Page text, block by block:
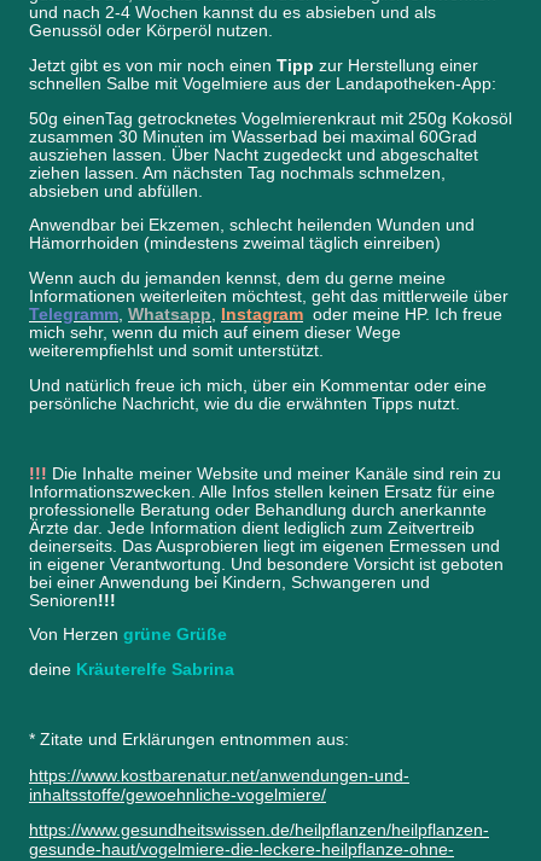
und nach 2-4 Wochen kannst du es absieben und als
Genussöl oder Körperöl nutzen.
Jetzt gibt es von mir noch einen Tipp zur Herstellung einer
schnellen Salbe mit Vogelmiere aus der Landapotheken-App:
50g einenTag getrocknetes Vogelmierenkraut mit 250g Kokosöl
zusammen 30 Minuten im Wasserbad bei maximal 60Grad
ausziehen lassen. Über Nacht zugedeckt und abgeschaltet
ziehen lassen. Am nächsten Tag nochmals schmelzen,
absieben und abfüllen.
Anwendbar bei Ekzemen, schlecht heilenden Wunden und
Hämorrhoiden (mindestens zweimal täglich einreiben)
Wenn auch du jemanden kennst, dem du gerne meine
Informationen weiterleiten möchtest, geht das mittlerweile über
Telegramm, Whatsapp, Instagram oder meine HP. Ich freue
mich sehr, wenn du mich auf einem dieser Wege
weiterempfiehlst und somit unterstützt.
Und natürlich freue ich mich, über ein Kommentar oder eine
persönliche Nachricht, wie du die erwähnten Tipps nutzt.
!!! Die Inhalte meiner Website und meiner Kanäle sind rein zu
Informationszwecken. Alle Infos stellen keinen Ersatz für eine
professionelle Beratung oder Behandlung durch anerkannte
Ärzte dar. Jede Information dient lediglich zum Zeitvertreib
deinerseits. Das Ausprobieren liegt im eigenen Ermessen und
in eigener Verantwortung. Und besondere Vorsicht ist geboten
bei einer Anwendung bei Kindern, Schwangeren und
Senioren!!!
Von Herzen grüne Grüße
deine Kräuterelfe Sabrina
* Zitate und Erklärungen entnommen aus:
https://www.kostbarenatur.net/anwendungen-und-
inhaltsstoffe/gewoehnliche-vogelmiere/
https://www.gesundheitswissen.de/heilpflanzen/heilpflanzen-
gesunde-haut/vogelmiere-die-leckere-heilpflanze-ohne-